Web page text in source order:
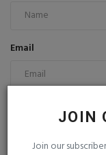
JOIN
Join our
Email